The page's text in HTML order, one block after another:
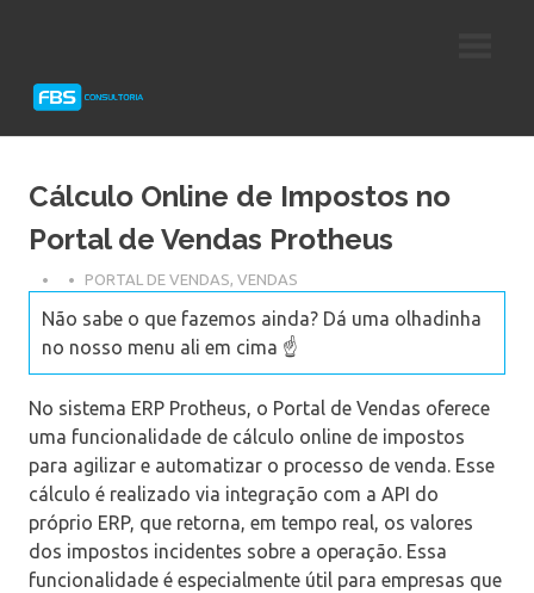
Protheus
Cálculo Online de Impostos no
Portal de Vendas Protheus
PORTAL DE VENDAS, VENDAS
Não sabe o que fazemos ainda? Dá uma olhadinha
no nosso menu ali em cima ☝️
No sistema ERP Protheus, o Portal de Vendas oferece
uma funcionalidade de cálculo online de impostos
para agilizar e automatizar o processo de venda. Esse
cálculo é realizado via integração com a API do
próprio ERP, que retorna, em tempo real, os valores
dos impostos incidentes sobre a operação. Essa
funcionalidade é especialmente útil para empresas que